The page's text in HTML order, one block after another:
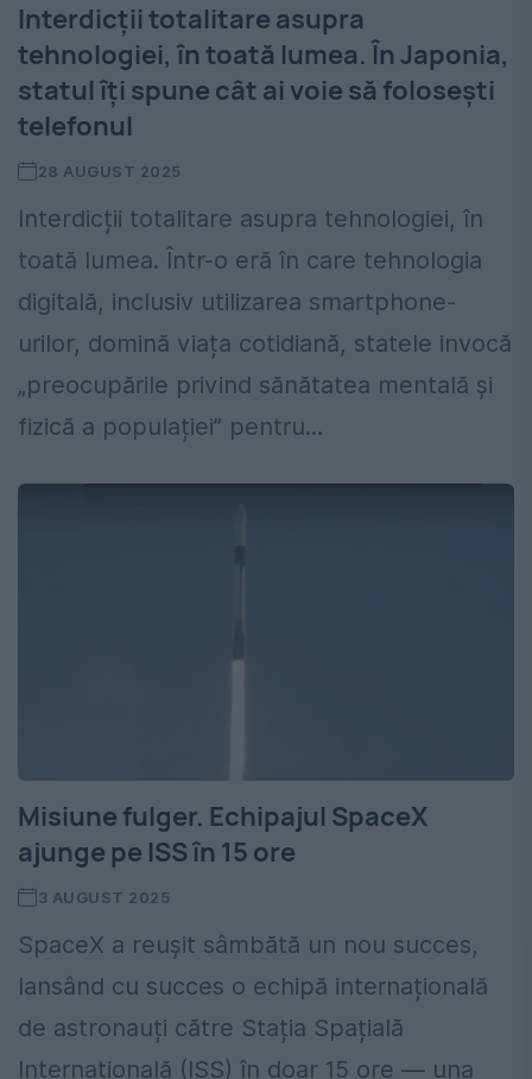
Interdicții totalitare asupra
tehnologiei, în toată lumea. În Japonia,
statul îți spune cât ai voie să folosești
telefonul
28 AUGUST 2025
Interdicții totalitare asupra tehnologiei, în
toată lumea. Într-o eră în care tehnologia
digitală, inclusiv utilizarea smartphone-
urilor, domină viața cotidiană, statele invocă
„preocupările privind sănătatea mentală și
fizică a populației” pentru...
Misiune fulger. Echipajul SpaceX
ajunge pe ISS în 15 ore
3 AUGUST 2025
SpaceX a reușit sâmbătă un nou succes,
lansând cu succes o echipă internațională
de astronauți către Stația Spațială
Internațională (ISS) în doar 15 ore — una